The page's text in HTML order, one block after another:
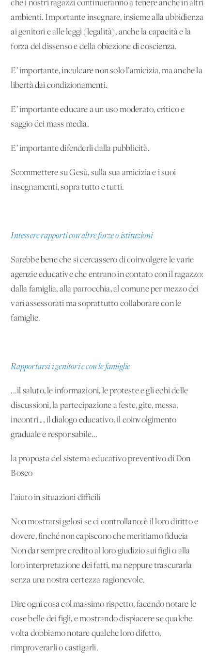
che i nostri ragazzi continueranno a tenere anche in altri
ambienti. Importante insegnare, insieme alla ubbidienza
ai genitori e alle leggi (legalità), anche la capacità e la
forza del dissenso e della obiezione di coscienza.
E’ importante, inculcare non solo l’amicizia, ma anche la
libertà dai condizionamenti.
E’ importante educare a un uso moderato, critico e
saggio dei mass media.
E’ importante difenderli dalla pubblicità.
Scommettere su Gesù, sulla sua amicizia e i suoi
insegnamenti, sopra tutto e tutti.
Intessere rapporti con altre forze o istituzioni
Sarebbe bene che si cercassero di coinvolgere le varie
agenzie educative che entrano in contato con il ragazzo:
dalla famiglia, alla parrocchia, al comune per mezzo dei
vari assessorati ma soprattutto collaborare con le
famiglie.
Rapportarsi i genitori e con le famiglie
...il saluto, le informazioni, le proteste e gli echi delle
discussioni, la partecipazione a feste, gite, messa,
incontri…, il dialogo educativo, il coinvolgimento
graduale e responsabile...
la proposta del sistema educativo preventivo di Don
Bosco
l’aiuto in situazioni difficili
Non mostrarsi gelosi se ci controllano: è il loro diritto e
dovere, finché non capiscono che meritiamo fiducia
Non dar sempre credito al loro giudizio sui figli o alla
loro interpretazione dei fatti, ma neppure trascurarla
senza una nostra certezza ragionevole.
Dire ogni cosa col massimo rispetto, facendo notare le
cose belle dei figli, e mostrando dispiacere se qualche
volta dobbiamo notare qualche loro difetto,
rimproverarli o castigarli.